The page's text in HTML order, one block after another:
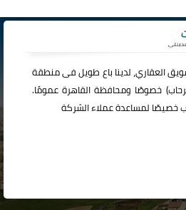
العقاري، لدينا باع طويل فى منطقة
) خصوصًا ومحافظة القاهرة عمومًا.
خصيصًا لمساعدة عملاء الشركة